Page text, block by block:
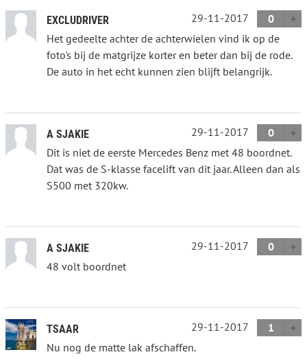
EXCLUDRIVER 29-11-2017
0
Het gedeelte achter de achterwielen vind ik op de
foto's bij de matgrijze korter en beter dan bij de rode.
De auto in het echt kunnen zien blijft belangrijk.
A SJAKIE 29-11-2017
0
Dit is niet de eerste Mercedes Benz met 48 boordnet.
Dat was de S-klasse facelift van dit jaar. Alleen dan als
S500 met 320kw.
A SJAKIE 29-11-2017
0
48 volt boordnet
TSAAR 29-11-2017
1
Nu nog de matte lak afschaffen.